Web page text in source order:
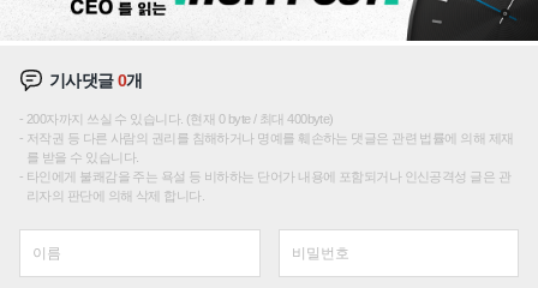
기사댓글0개
200자까지 쓰실 수 있습니다. (현재 0 byte / 최대 400byte)
저작권 등 다른 사람의 권리를 침해하거나 명예를 훼손하는 댓글은 관련 법률에 의해 제재
를 받을 수 있습니다.
타인에게 불쾌감을 주는 욕설 등 비하하는 단어가 내용에 포함되거나 인신공격성 글은 관
리자의 판단에 의해 삭제 합니다.